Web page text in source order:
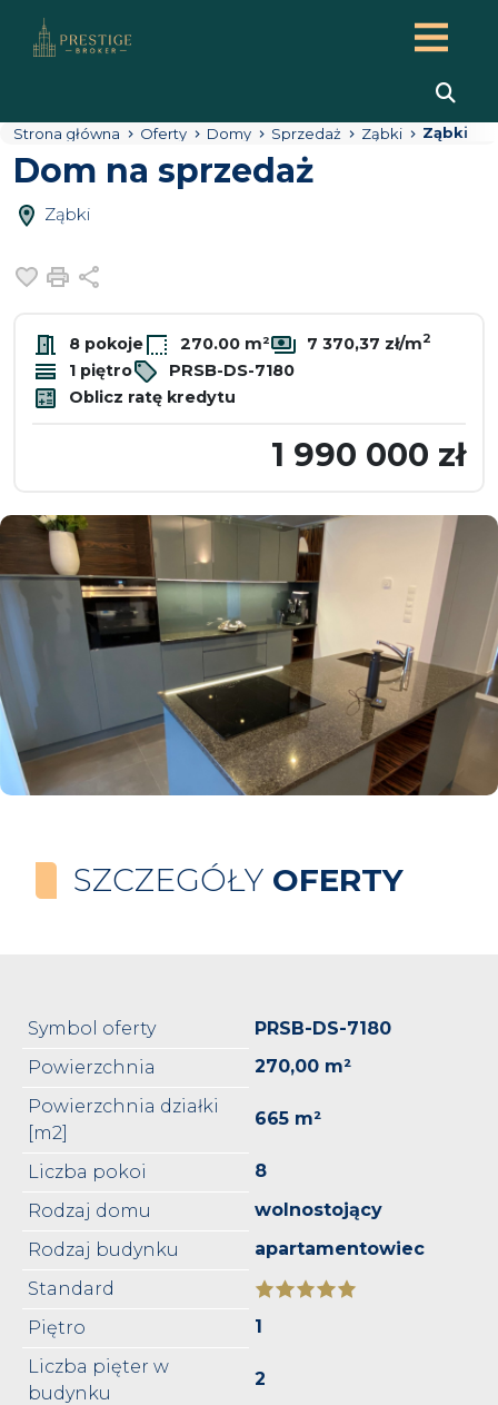
Strona główna Oferty Domy Sprzedaż Ząbki Ząbki
Dom na sprzedaż
Ząbki
Dodaj do ulubionych
Drukuj
8 pokoje 270.00 m² 7 370,37 zł/m2
1 piętro
PRSB-DS-7180
Oblicz ratę kredytu
1 990 000 zł
SZCZEGÓŁY OFERTY
Symbol oferty
PRSB-DS-7180
Powierzchnia
270,00 m²
Powierzchnia działki
[m2]
665 m²
Liczba pokoi
8
Rodzaj domu
wolnostojący
Rodzaj budynku
apartamentowiec
Standard
Piętro
1
Liczba pięter w
budynku
2